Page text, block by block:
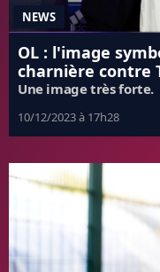
NEWS
OL : l'image
charnière contre
Une image très forte.
10/12/2023 à 17h28